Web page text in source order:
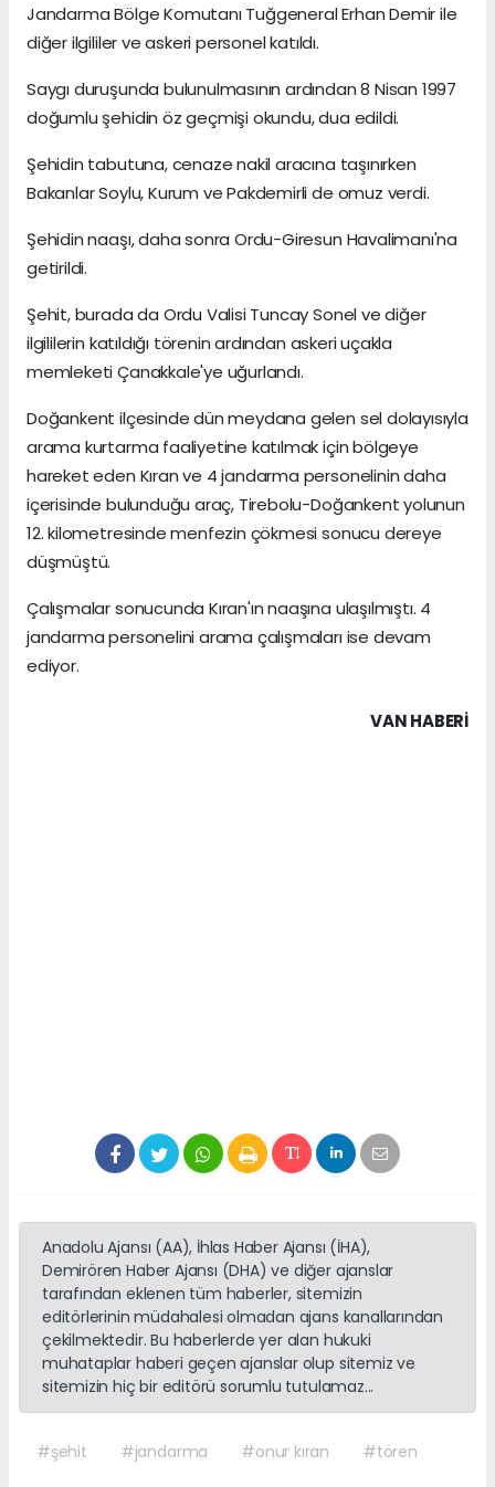
Jandarma Bölge Komutanı Tuğgeneral Erhan Demir ile
diğer ilgililer ve askeri personel katıldı.
Saygı duruşunda bulunulmasının ardından 8 Nisan 1997
doğumlu şehidin öz geçmişi okundu, dua edildi.
Şehidin tabutuna, cenaze nakil aracına taşınırken
Bakanlar Soylu, Kurum ve Pakdemirli de omuz verdi.
Şehidin naaşı, daha sonra Ordu-Giresun Havalimanı'na
getirildi.
Şehit, burada da Ordu Valisi Tuncay Sonel ve diğer
ilgililerin katıldığı törenin ardından askeri uçakla
memleketi Çanakkale'ye uğurlandı.
Doğankent ilçesinde dün meydana gelen sel dolayısıyla
arama kurtarma faaliyetine katılmak için bölgeye
hareket eden Kıran ve 4 jandarma personelinin daha
içerisinde bulunduğu araç, Tirebolu-Doğankent yolunun
12. kilometresinde menfezin çökmesi sonucu dereye
düşmüştü.
Çalışmalar sonucunda Kıran'ın naaşına ulaşılmıştı. 4
jandarma personelini arama çalışmaları ise devam
ediyor.
VAN HABERİ
Anadolu Ajansı (AA), İhlas Haber Ajansı (İHA),
Demirören Haber Ajansı (DHA) ve diğer ajanslar
tarafından eklenen tüm haberler, sitemizin
editörlerinin müdahalesi olmadan ajans kanallarından
çekilmektedir. Bu haberlerde yer alan hukuki
muhataplar haberi geçen ajanslar olup sitemiz ve
sitemizin hiç bir editörü sorumlu tutulamaz...
#şehit #jandarma #onur kıran #tören